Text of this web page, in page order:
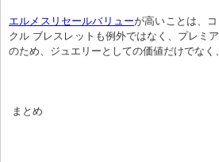
エルメスリセールバリューが高いことは、
クル ブレスレットも例外ではなく、プレミ
のため、ジュエリーとしての価値だけでな
まとめ